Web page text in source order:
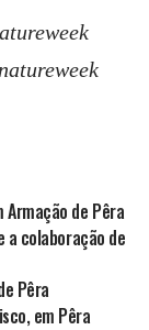
Armação de Pêra
a colaboração de
Pêra
em Pêra